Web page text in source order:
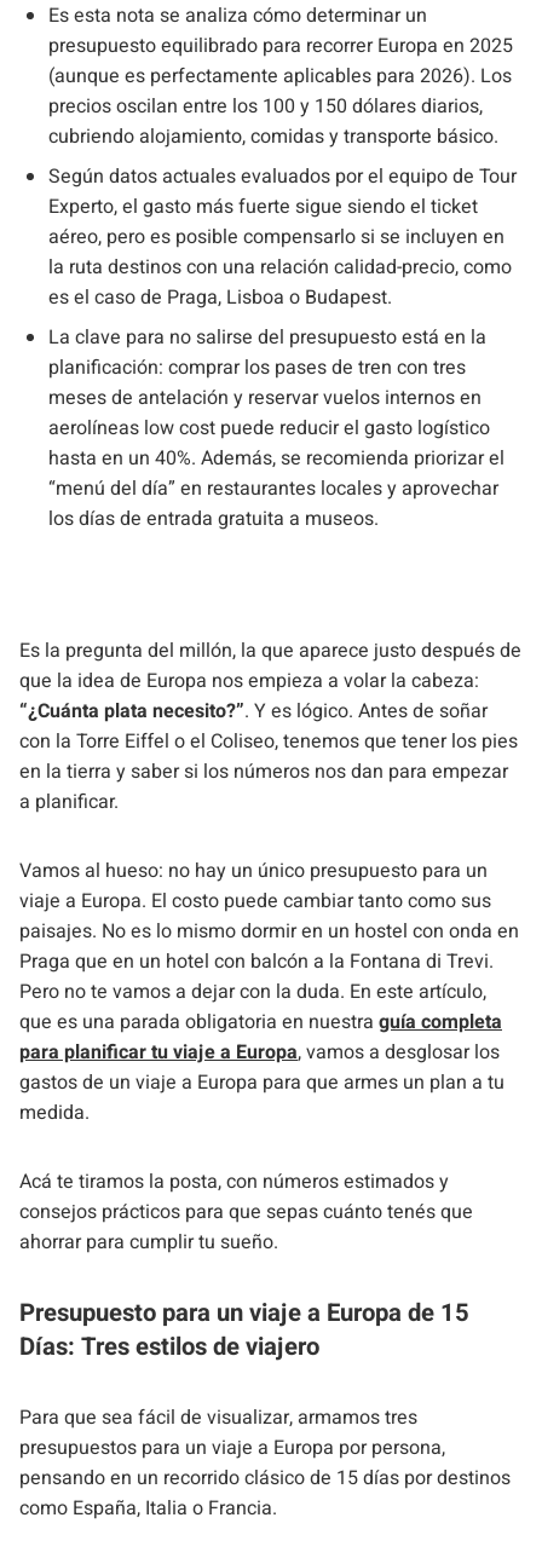
Es esta nota se analiza cómo determinar un
presupuesto equilibrado para recorrer Europa en 2025
(aunque es perfectamente aplicables para 2026). Los
precios oscilan entre los 100 y 150 dólares diarios,
cubriendo alojamiento, comidas y transporte básico.
Según datos actuales evaluados por el equipo de Tour
Experto, el gasto más fuerte sigue siendo el ticket
aéreo, pero es posible compensarlo si se incluyen en
la ruta destinos con una relación calidad-precio, como
es el caso de Praga, Lisboa o Budapest.
La clave para no salirse del presupuesto está en la
planificación: comprar los pases de tren con tres
meses de antelación y reservar vuelos internos en
aerolíneas low cost puede reducir el gasto logístico
hasta en un 40%. Además, se recomienda priorizar el
“menú del día” en restaurantes locales y aprovechar
los días de entrada gratuita a museos.
Es la pregunta del millón, la que aparece justo después de
que la idea de Europa nos empieza a volar la cabeza:
“¿Cuánta plata necesito?”. Y es lógico. Antes de soñar
con la Torre Eiffel o el Coliseo, tenemos que tener los pies
en la tierra y saber si los números nos dan para empezar
a planificar.
Vamos al hueso: no hay un único presupuesto para un
viaje a Europa. El costo puede cambiar tanto como sus
paisajes. No es lo mismo dormir en un hostel con onda en
Praga que en un hotel con balcón a la Fontana di Trevi.
Pero no te vamos a dejar con la duda. En este artículo,
que es una parada obligatoria en nuestra guía completa
para planificar tu viaje a Europa, vamos a desglosar los
gastos de un viaje a Europa para que armes un plan a tu
medida.
Acá te tiramos la posta, con números estimados y
consejos prácticos para que sepas cuánto tenés que
ahorrar para cumplir tu sueño.
Presupuesto para un viaje a Europa de 15
Días: Tres estilos de viajero
Para que sea fácil de visualizar, armamos tres
presupuestos para un viaje a Europa por persona,
pensando en un recorrido clásico de 15 días por destinos
como España, Italia o Francia.